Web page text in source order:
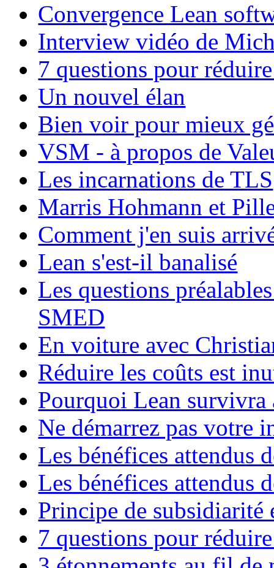
Convergence Lean
Interview vidéo de
7 questions pour
Un nouvel élan
Bien voir pour mieux
VSM - à propos de
Les incarnations de TLS
Marris Hohmann et
Comment j'en suis
Lean s'est-il banalisé
Les questions
SMED
En voiture avec
Réduire les coûts est
Pourquoi Lean
Ne démarrez pas votre
Les bénéfices attendus
Les bénéfices attendus
Principe de subsidiarité
7 questions pour